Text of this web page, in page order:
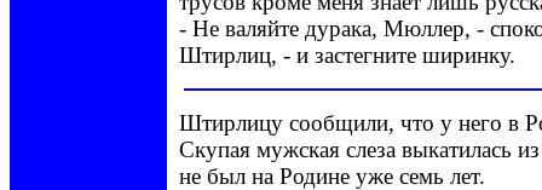
- Не валяйте дурака, Мюллер, -
Штирлиц, - и застегните ширинку.
Штирлицу сообщили, что у него в
Скупая мужская слеза выкатилась
не был на Родине уже семь лет.